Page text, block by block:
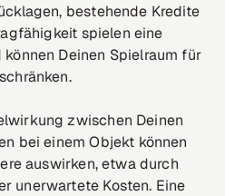
bestehende Kredite
spielen eine
Deinen Spielraum für
zwischen Deinen
bei einem Objekt können
auswirken, etwa durch
unerwartete Kosten. Eine